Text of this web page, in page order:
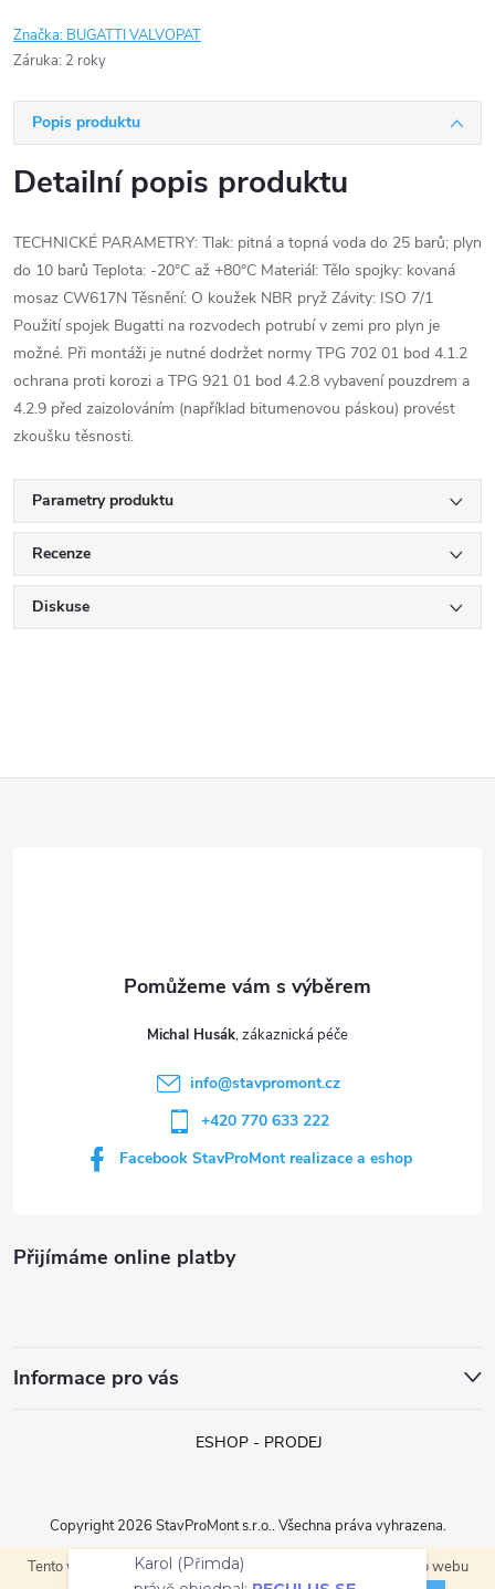
Tento web používá soubory cookie. Dalším procházením tohoto webu
Značka: BUGATTI VALVOPAT
Záruka: 2 roky
Popis produktu
Detailní popis produktu
TECHNICKÉ PARAMETRY: Tlak: pitná a topná voda do 25 barů; plyn
do 10 barů Teplota: -20°C až +80°C Materiál: Tělo spojky: kovaná
mosaz CW617N Těsnění: O koužek NBR pryž Závity: ISO 7/1
Použití spojek Bugatti na rozvodech potrubí v zemi pro plyn je
možné. Při montáži je nutné dodržet normy TPG 702 01 bod 4.1.2
ochrana proti korozi a TPG 921 01 bod 4.2.8 vybavení pouzdrem a
4.2.9 před zaizolováním (například bitumenovou páskou) provést
zkoušku těsnosti.
Parametry produktu
Recenze
Diskuse
Přijímáme online platby
Informace pro vás
Michal Husák
info@stavpromont.cz
+420 770 633 222
Facebook StavProMont realizace a eshop
ESHOP - PRODEJ
Vytvořil Shoptet
Copyright 2026 StavProMont s.r.o.. Všechna práva vyhrazena.
Karol (Přimda)
právě objednal: